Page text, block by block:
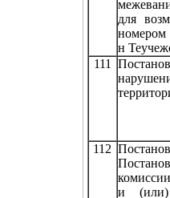
для
номером
н
111
112
и (или)